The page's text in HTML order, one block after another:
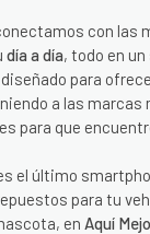
con las
día a día, todo en
para
a las marcas
para que
el último
para tu
en Aquí